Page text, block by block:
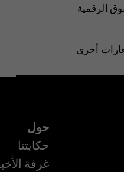
الرقمية
أخرى
حول
حكايتنا
غرفة